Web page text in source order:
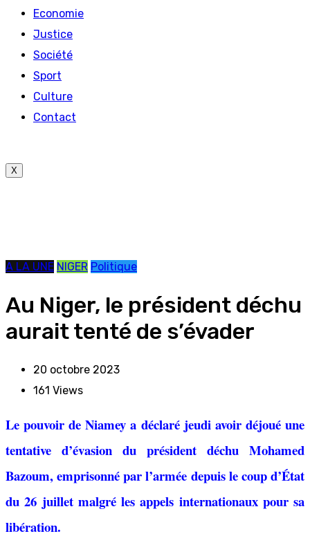
Economie
Justice
Société
Sport
Culture
Contact
X
A LA UNE NIGER Politique
Au Niger, le président déchu
aurait tenté de s’évader
20 octobre 2023
161 Views
Le pouvoir de Niamey a déclaré jeudi avoir déjoué une
tentative d’évasion du président déchu Mohamed
Bazoum, emprisonné par l’armée depuis le coup d’État
du 26 juillet malgré les appels internationaux pour sa
libération.